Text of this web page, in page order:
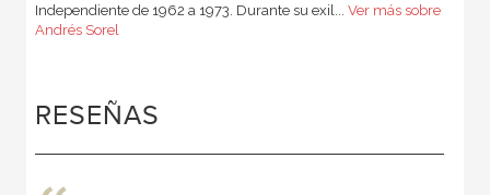
Independiente de 1962 a 1973. Durante su exil... Ver más sobre
Andrés Sorel
RESEÑAS